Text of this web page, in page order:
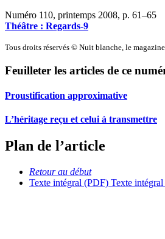
Numéro 110, printemps 2008, p. 61–65
Théâtre : Regards-9
Tous droits réservés © Nuit blanche, le
Feuilleter les articles de ce
Proustification approximative
L’héritage reçu et celui à transmettre
Plan de l’article
Retour au début
Texte intégral (PDF) Texte